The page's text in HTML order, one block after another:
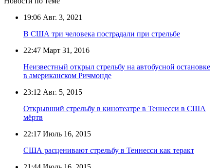
19:06 Авг. 3, 2021
В США три человека пострадали при стрельбе
22:47 Март 31, 2016
Неизвестный открыл стрельбу на автобусной остановке
в американском Ричмонде
23:12 Авг. 5, 2015
Открывший стрельбу в кинотеатре в Теннесси в США
мёртв
22:17 Июль 16, 2015
США расценивают стрельбу в Теннесси как теракт